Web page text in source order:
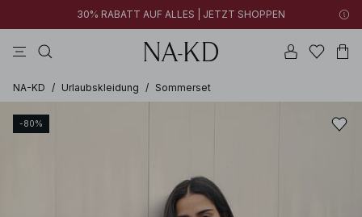
30% RABATT AUF ALLES | JETZT SHOPPEN
NA-KD / Urlaubskleidung / Sommerset
-80%